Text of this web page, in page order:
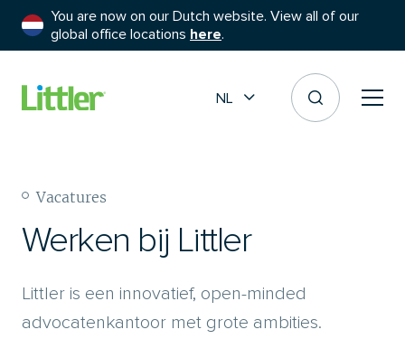
You are now on our Dutch website. View all of our
global office locations here.
NL
Vacatures
Werken bij Littler
Littler is een innovatief, open-minded
advocatenkantoor met grote ambities.